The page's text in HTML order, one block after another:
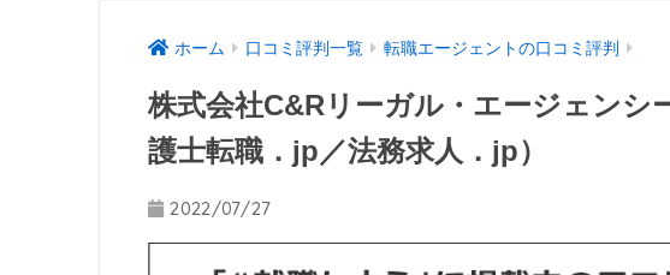
ホーム 口コミ評判一覧 転職エージェントの口コミ評判
株式会社C&Rリーガル・エージェンシ
護士転職．jp／法務求人．jp）
2022/07/27